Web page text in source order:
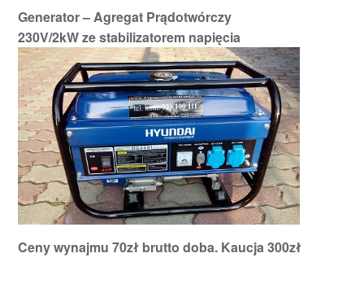
Generator – Agregat Prądotwórczy
230V/2kW ze stabilizatorem napięcia
Ceny wynajmu 70zł brutto doba. Kaucja 300zł